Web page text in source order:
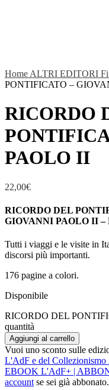
Home ALTRI EDITORI
PONTIFICATO –
RICORDO
PAOLO II
22,00€
RICORDO DEL
GIOVANNI PAOLO II –
Tutti i viaggi e le visite in
discorsi più importanti.
176 pagine a colori.
Disponibile
RICORDO DEL
quantità
Aggiungi al carrello
Vuoi uno sconto sulle
L'AdF e del
EBOOK L'AdF+ |
accountse sei già abbonato.